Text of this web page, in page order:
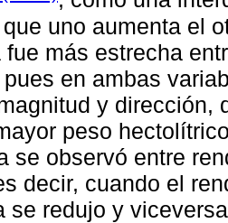
uno aumenta el
fue más estrecha
en ambas
y dirección,
peso
se observó entre
decir, cuando el
se redujo y